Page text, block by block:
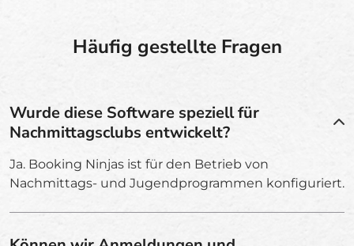
Häufig gestellte Fragen
Wurde diese Software speziell für
Nachmittagsclubs entwickelt?
Ja. Booking Ninjas ist für den Betrieb von
Nachmittags- und Jugendprogrammen konfiguriert.